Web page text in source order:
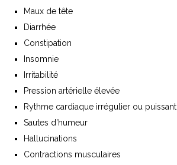
Maux de tête
Diarrhée
Constipation
Insomnie
Irritabilité
Pression artérielle élevée
Rythme cardiaque irrégulier ou puissant
Sautes d’humeur
Hallucinations
Contractions musculaires